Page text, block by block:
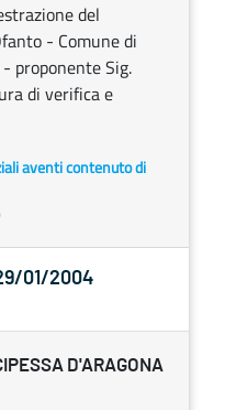
del
- Comune di
proponente Sig.
di verifica e
aventi contenuto di
01/2004
D'ARAGONA